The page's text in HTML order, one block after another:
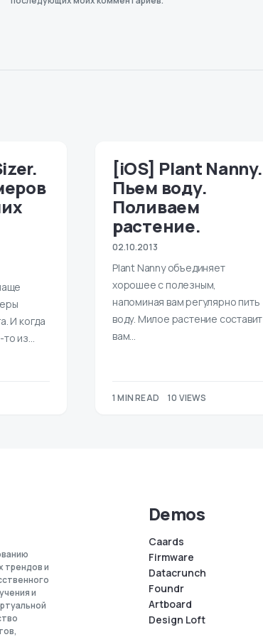
И когда
то из…
[iOS] Plant Nanny.
Пьем воду.
Поливаем
растение.
02.10.2013
Plant Nanny объединяет
хорошее с полезным,
напоминая вам регулярно пить
воду. Милое растение составит
вам…
1 MIN READ 10 VIEWS
трендов и
и
Demos
Caards
Firmware
Datacrunch
Foundr
Artboard
Design Loft